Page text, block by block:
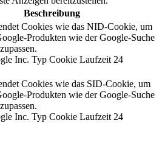
Beschreibung
Cookies wie das NID-Cookie, um
Produkten wie der Google-Suche
Inc. Typ Cookie Laufzeit 24
Cookies wie das SID-Cookie, um
Produkten wie der Google-Suche
Inc. Typ Cookie Laufzeit 24